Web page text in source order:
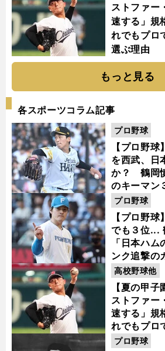
ストファー
速する」規
れでもプロ
選ぶ理由
もっと見る
各スポーツコラム記事
【プロ野
を西武、日
か？ 鶴岡
のキーマン
プロ野球
【プロ野
でも３位...
「日本ハ
ンク追撃の
プロ野球
【夏の甲
ストファー
速する」規
れでもプロ
選ぶ理由
高校野球他
プロ野球